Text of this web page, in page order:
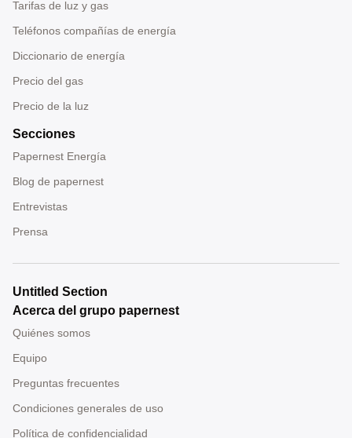
Tarifas de luz y gas
Teléfonos compañías de energía
Diccionario de energía
Precio del gas
Precio de la luz
Secciones
Papernest Energía
Blog de papernest
Entrevistas
Prensa
Untitled Section
Acerca del grupo papernest
Quiénes somos
Equipo
Preguntas frecuentes
Condiciones generales de uso
Política de confidencialidad